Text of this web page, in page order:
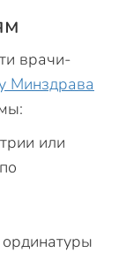
врачи-
Минздрава
или